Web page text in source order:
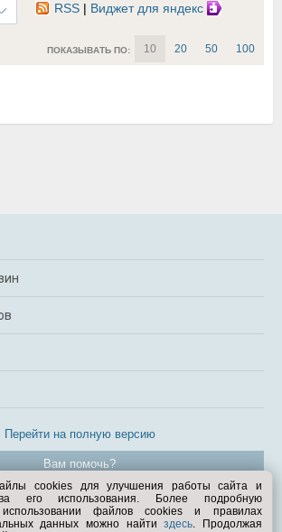
RSS | Виджет для яндекс
ПОКАЗЫВАТЬ ПО: 10 20 50 100
Перейти на полную версию
Вам помочь?
© Exist.ru 1998—2026
cookies для улучшения работы сайта и
его использования. Более подробную
файлов cookies и правилах
данных можно найтиздесь. Продолжая